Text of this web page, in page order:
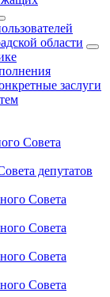
области
заслуги
Совета
депутатов
Совета
Совета
Совета
Совета